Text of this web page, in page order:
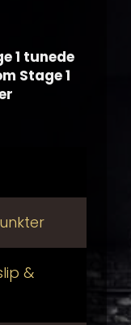
1 tunede
Stage 1
&